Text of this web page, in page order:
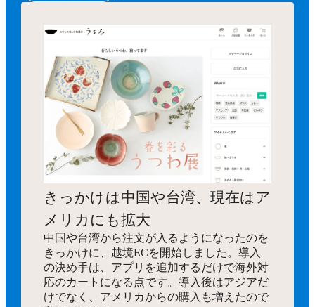
きっかけは中国や台湾、現在はア
メリカにも拡大
中国や台湾から注文が入るようになったのを
きっかけに、越境ECを開始しました。導入
の決め手は、アプリを追加するだけで海外対
応のカートになる点です。導入後はアジアだ
けでなく、アメリカからの購入も増えたので